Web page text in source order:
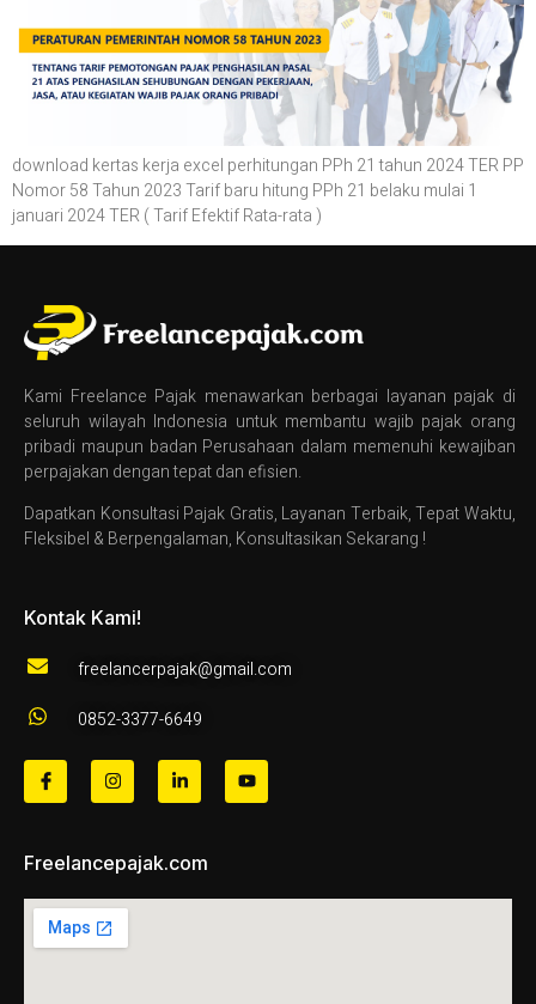
download kertas kerja excel perhitungan PPh 21 tahun 2024 TER PP
Nomor 58 Tahun 2023 Tarif baru hitung PPh 21 belaku mulai 1
januari 2024 TER ( Tarif Efektif Rata-rata )
Kami Freelance Pajak menawarkan berbagai layanan pajak di
seluruh wilayah Indonesia untuk membantu wajib pajak orang
pribadi maupun badan Perusahaan dalam memenuhi kewajiban
perpajakan dengan tepat dan efisien.
Dapatkan Konsultasi Pajak Gratis, Layanan Terbaik, Tepat Waktu,
Fleksibel & Berpengalaman, Konsultasikan Sekarang !
Kontak Kami!
freelancerpajak@gmail.com
0852-3377-6649
Freelancepajak.com